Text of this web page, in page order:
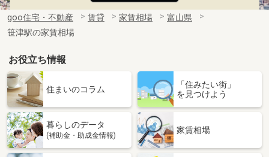
goo住宅・不動産 賃貸 家賃相場
富山県
笹津駅の家賃相場
お役立ち情報
住まいのコラム
「住みたい街」
を見つけよう
暮らしのデータ
(補助金・助成金情報)
家賃相場